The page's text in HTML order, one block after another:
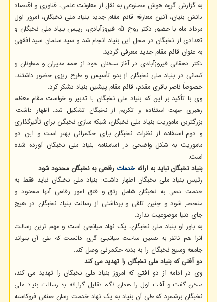
به گزارش گروه هوش مصنوعی به نقل از معاونت علمی، فناوری و اقتصاد
دانش بنیان، آئین معارفه قائم مقام جدید بنیاد ملی نخبگان، امروز اول
مرداد ماه با حضور دکتر روح الله فیروزآبادی، رییس بنیاد ملی نخبگان و
تعدادی از نخبگان در محل این بنیاد انجام شد و سید سلمان سید افقهی
به عنوان قائم مقام جدید معرفی گردید.
دکتر دهقانی فیروزآبادی در آغاز سخنان خود از همه مدیران و معاونان و
کسانی در بنیاد ملی نخبگان از بدو تأسیس و طرح ریزی حضور داشتند،
خصوصاً ناصر باقری مقدم، قائم مقام پیشین بنیاد تشکر کرد.
وی با تأکید بر این که بنیاد ملی نخبگان با تدبیر و خواست مقام معظم
رهبری جهت استفاده و تکریم از نخبگان تشکیل شد، اظهار داشت:
بزرگترین ماموریت بنیاد ملی نخبگان، شبکه سازی نخبگان برای تأثیرگذاری
و دوم استفاده از نظرات نخبگان برای حکمرانی بهتر است و این دو
ماموریت به شکل واضحی در اساسنامه بنیاد ملی نخبگان آورده شده
است.
بنیاد نخبگان نباید به ارائهخدمات رفاهی به نخبگان محدود شود
رئیس بنیاد ملی نخبگان اظهار داشت: بنیاد ملی نخبگان نباید فقط به
خدمت دهی به نخبگان شامل رتق و فتق امور رفاهی آنها محدود و
منحصر شود و چنین تلقی و برداشتی از رسالت بنیاد نخبگان در هیچ
جای دنیا موضوعیت ندارد.
به باور او بنیاد ملی نخبگان، یک نهاد میانجی است و مهم ترین رسالت
آنرا هم ناظر به همین ساحت میانجی گری دانست که طی آن بتواند
جامعه وسیع نخبگان را به بدنه حکمرانی وصل کند.
دو آفتی که بنیاد ملی نخبگان را تهدید می کند
وی در ادامه از دو آفتی که امروز بنیاد ملی نخبگان را تهدید می کند،
سخن گفت و آفت اول را همان نگاه تقلیل گرایانه به رسالت بنیاد ملی
نخبگان برشمرد که طی آن بنیاد به یک نهاد خدمت رسان صنفی فروکاسته